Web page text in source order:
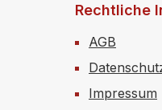
Rechtliche
AGB
Impressum